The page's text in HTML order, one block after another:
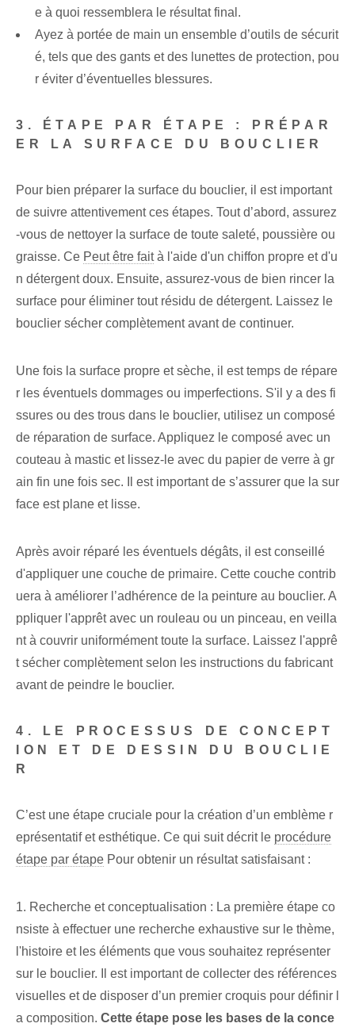
e à quoi ressemblera le résultat final.
Ayez à portée de main un ensemble d’outils de sécurit
é, tels que des gants et des lunettes de protection, pou
r éviter d’éventuelles blessures.
3. ÉTAPE PAR ÉTAPE : PRÉPAR
ER LA SURFACE DU BOUCLIER
Pour bien préparer la surface du bouclier, il est important
de suivre attentivement ces étapes. Tout d’abord, assurez
-vous de nettoyer la surface de toute saleté, poussière ou
graisse. Ce Peut être faità l'aide d'un chiffon propre et d'u
n détergent doux. Ensuite, assurez-vous de bien rincer la
surface pour éliminer tout résidu de détergent. Laissez le
bouclier sécher complètement avant de continuer.
Une fois la surface propre et sèche, il est temps de répare
r les éventuels dommages ou imperfections. S'il y a des fi
ssures ou des trous dans le bouclier, utilisez un composé
de réparation de surface. Appliquez le composé avec un
couteau à mastic et lissez-le avec du papier de verre à gr
ain fin une fois sec. Il est important de s’assurer que la sur
face est plane et lisse.
Après avoir réparé les éventuels dégâts, il est conseillé
d'appliquer une couche de primaire. Cette couche contrib
uera à améliorer l’adhérence de la peinture au bouclier. A
ppliquer l'apprêt avec un rouleau ou un pinceau, en veilla
nt à couvrir uniformément toute la surface. Laissez l'apprê
t sécher complètement selon les instructions du fabricant
avant de peindre le bouclier.
4. LE PROCESSUS DE CONCEPT
ION ET DE DESSIN DU BOUCLIE
R
C’est une étape cruciale pour la création d’un emblème r
eprésentatif et esthétique. Ce qui suit décrit le procédure
étape par étape Pour obtenir un résultat satisfaisant :
1. Recherche et conceptualisation : La première étape co
nsiste à effectuer une recherche exhaustive sur le thème,
l'histoire et les éléments que vous souhaitez représenter
sur le bouclier. Il est important de collecter des références
visuelles et de disposer d’un premier croquis pour définir l
a composition. Cette étape pose les bases de la conce